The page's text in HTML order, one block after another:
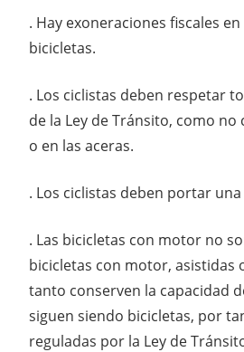
. Hay exoneraciones fiscales
bicicletas.
. Los ciclistas deben respetar
de la Ley de Tránsito, como
o en las aceras.
. Los ciclistas deben portar
. Las bicicletas con motor no
bicicletas con motor, asistidas
tanto conserven la capacidad
siguen siendo bicicletas, por
reguladas por la Ley de